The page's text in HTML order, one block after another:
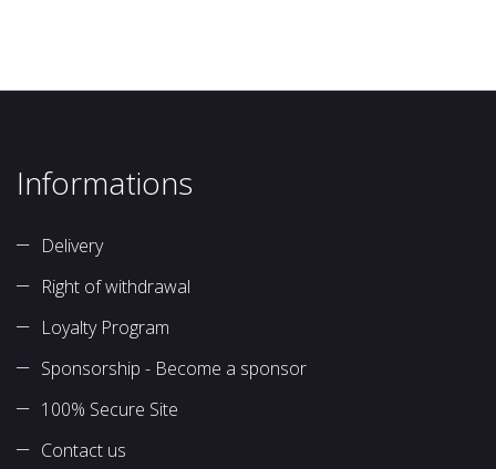
Informations
Delivery
Right of withdrawal
Loyalty Program
Sponsorship - Become a sponsor
100% Secure Site
Contact us